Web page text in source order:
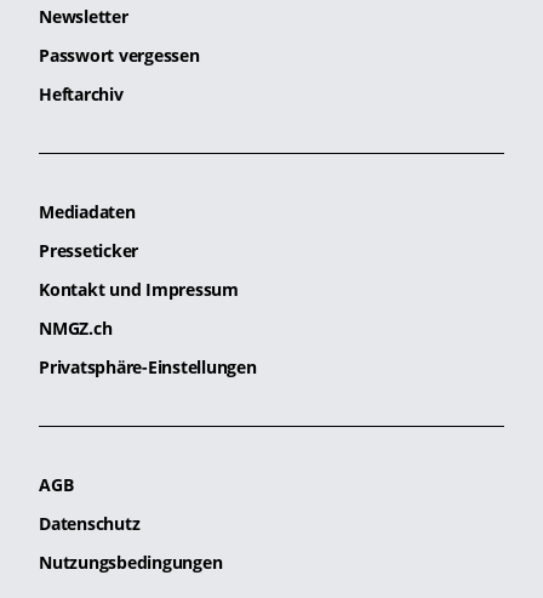
Newsletter
Passwort vergessen
Heftarchiv
Mediadaten
Presseticker
Kontakt und Impressum
NMGZ.ch
Privatsphäre-Einstellungen
AGB
Datenschutz
Nutzungsbedingungen